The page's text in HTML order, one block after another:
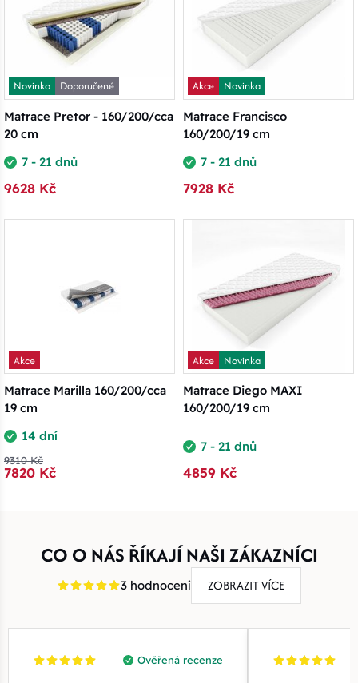
Novinka
Doporučené
Matrace Pretor - 160/200/cca
20 cm
7 - 21 dnů
9628 Kč
Akce
Novinka
Matrace Francisco
160/200/19 cm
7 - 21 dnů
7928 Kč
Akce
Matrace Marilla 160/200/cca
19 cm
14 dní
9310 Kč
7820 Kč
Akce
Novinka
Matrace Diego MAXI
160/200/19 cm
7 - 21 dnů
4859 Kč
CO O NÁS ŘÍKAJÍ NAŠI ZÁKAZNÍCI
3 hodnocení ZOBRAZIT VÍCE
Ověřená recenze